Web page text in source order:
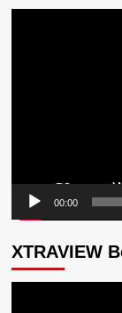
00:00
XTRAVIEW